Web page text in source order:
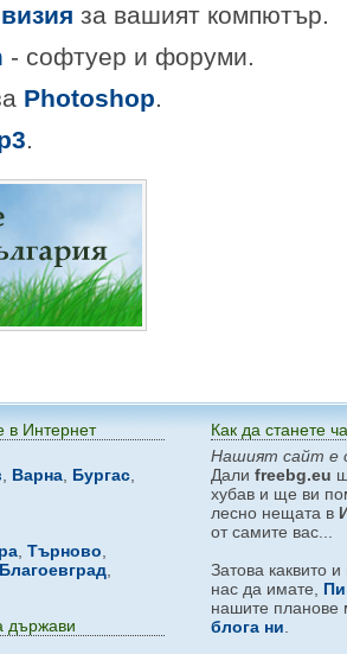
за вашият компютър.
- софтуер и форуми.
Photoshop.
.
в Интернет
, Варна, Бургас,
, Търново,
Благоевград,
държави
Как да станете
Нашият сайт е
Далиfreebg.eu
хубав и ще ви
лесно нещата в
от самите вас...
Затова каквито и
нас да имате,
нашите планове
блога ни.